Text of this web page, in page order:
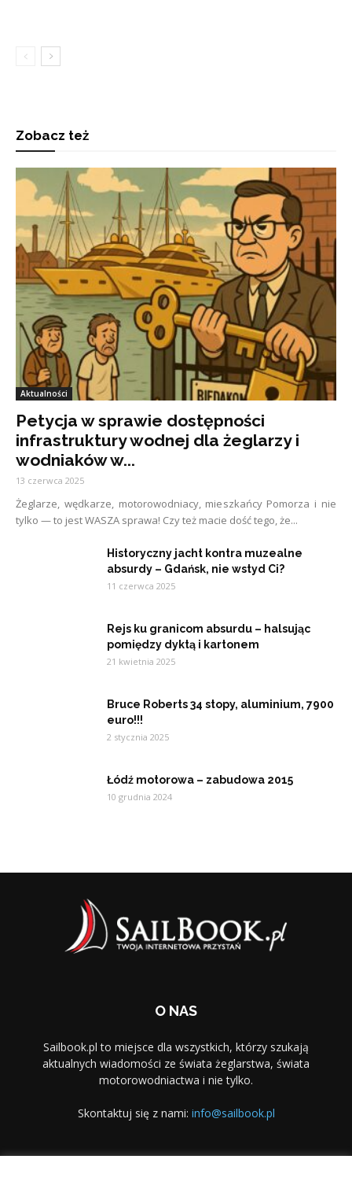
Zobacz też
Aktualności
Petycja w sprawie dostępności
infrastruktury wodnej dla żeglarzy i
wodniaków w...
13 czerwca 2025
Żeglarze, wędkarze, motorowodniacy, mieszkańcy Pomorza i nie
tylko — to jest WASZA sprawa! Czy też macie dość tego, że...
Historyczny jacht kontra muzealne
absurdy – Gdańsk, nie wstyd Ci?
11 czerwca 2025
Rejs ku granicom absurdu – halsując
pomiędzy dyktą i kartonem
21 kwietnia 2025
Bruce Roberts 34 stopy, aluminium, 7900
euro!!!
2 stycznia 2025
Łódź motorowa – zabudowa 2015
10 grudnia 2024
O NAS
Sailbook.pl to miejsce dla wszystkich, którzy szukają
aktualnych wiadomości ze świata żeglarstwa, świata
motorowodniactwa i nie tylko.
Skontaktuj się z nami: info@sailbook.pl